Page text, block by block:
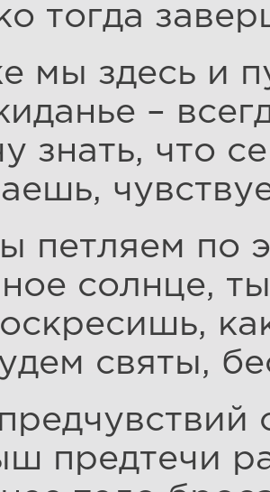
тогда
мы здесь и
–
знать, что
петляем по
солнце,
святы,
предтечи